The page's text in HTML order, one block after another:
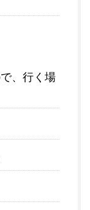
、行く場